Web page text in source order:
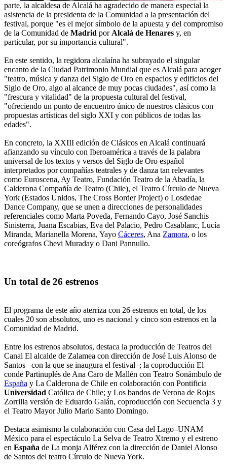
parte, la alcaldesa de Alcalá ha agradecido de manera especial la
asistencia de la presidenta de la Comunidad a la presentación del
festival, porque "es el mejor símbolo de la apuesta y del compromiso
de la Comunidad de Madrid por Alcalá de Henares y, en
particular, por su importancia cultural".
En este sentido, la regidora alcalaína ha subrayado el singular
encanto de la Ciudad Patrimonio Mundial que es Alcalá para acoger
"teatro, música y danza del Siglo de Oro en espacios y edificios del
Siglo de Oro, algo al alcance de muy pocas ciudades", así como la
"frescura y vitalidad" de la propuesta cultural del festival,
"ofreciendo un punto de encuentro único de nuestros clásicos con
propuestas artísticas del siglo XXI y con públicos de todas las
edades".
En concreto, la XXIII edición de Clásicos en Alcalá continuará
afianzando su vínculo con Iberoamérica a través de la palabra
universal de los textos y versos del Siglo de Oro español
interpretados por compañías teatrales y de danza tan relevantes
como Euroscena, Ay Teatro, Fundación Teatro de la Abadía, la
Calderona Compañía de Teatro (Chile), el Teatro Círculo de Nueva
York (Estados Unidos, The Cross Border Project) o Losdedae
Dance Company, que se unen a direcciones de personalidades
referenciales como Marta Poveda, Fernando Cayo, José Sanchis
Sinisterra, Juana Escabias, Eva del Palacio, Pedro Casablanc, Lucía
Miranda, Marianella Morena, Yayo Cáceres, Ana Zamora, o los
coreógrafos Chevi Muraday o Dani Pannullo.
Un total de 26 estrenos
El programa de este año aterriza con 26 estrenos en total, de los
cuales 20 son absolutos, uno es nacional y cinco son estrenos en la
Comunidad de Madrid.
Entre los estrenos absolutos, destaca la producción de Teatros del
Canal El alcalde de Zalamea con dirección de José Luis Alonso de
Santos –con la que se inaugura el festival–; la coproducción El
conde Partinuplés de Ana Caro de Mallén con Teatro Sonámbulo de
España y La Calderona de Chile en colaboración con Pontificia
Universidad Católica de Chile; y Los bandos de Verona de Rojas
Zorrilla versión de Eduardo Galán, coproducción con Secuencia 3 y
el Teatro Mayor Julio Mario Santo Domingo.
Destaca asimismo la colaboración con Casa del Lago–UNAM
México para el espectáculo La Selva de Teatro Xtremo y el estreno
en España de La monja Alférez con la dirección de Daniel Alonso
de Santos del teatro Círculo de Nueva York.